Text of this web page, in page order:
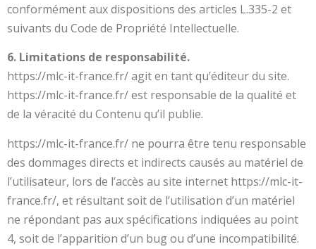
conformément aux dispositions des articles L.335-2 et
suivants du Code de Propriété Intellectuelle.
6. Limitations de responsabilité.
https://mlc-it-france.fr/ agit en tant qu’éditeur du site.
https://mlc-it-france.fr/ est responsable de la qualité et
de la véracité du Contenu qu’il publie.
https://mlc-it-france.fr/ ne pourra être tenu responsable
des dommages directs et indirects causés au matériel de
l’utilisateur, lors de l’accès au site internet https://mlc-it-
france.fr/, et résultant soit de l’utilisation d’un matériel
ne répondant pas aux spécifications indiquées au point
4, soit de l’apparition d’un bug ou d’une incompatibilité.